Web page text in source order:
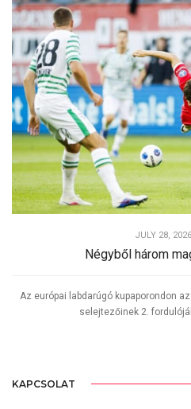
JULY 28, 2026
Négyből három
Az európai labdarúgó kupaporondon
selejtezőinek 2.
KAPCSOLAT